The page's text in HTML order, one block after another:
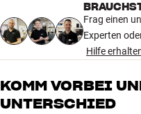
MASSE UND DESIGN
Farbe
Gewicht (kg)
Gewicht der Verpackung (kg)
Maße (Verpackung)
Frag einen
Experten
Hilfe
KOMM VORBEI
UNTERSCHIED